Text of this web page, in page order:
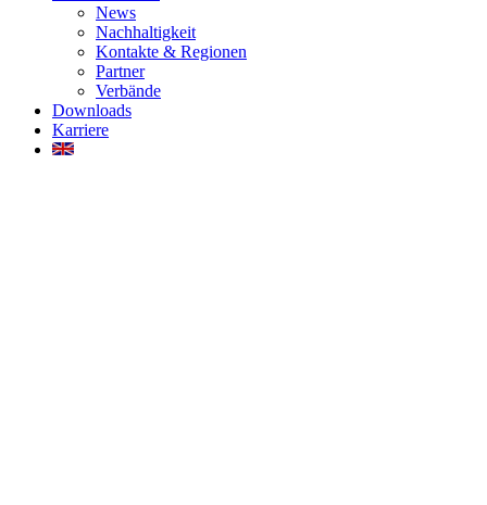
News
Nachhaltigkeit
Kontakte & Regionen
Partner
Verbände
Downloads
Karriere